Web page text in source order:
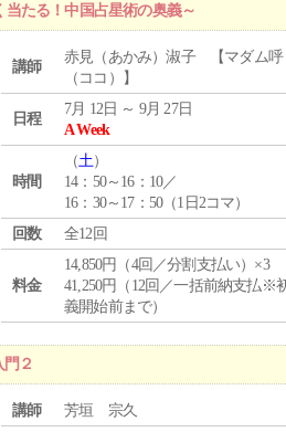
たる！中国占星術の奥義～
講師
赤見（あかみ）淑子 【マダム呼
（ココ）】
日程
7月 12日 ～ 9月 27日
A Week
時間
（土）
14：50～16：10／
16：30～17：50（1日2コマ）
回数
全12回
料金
14,850円（4回／分割支払い）×3
41,250円（12回／一括前納支払※
義開始前まで）
門２
講師 芳垣 宗久